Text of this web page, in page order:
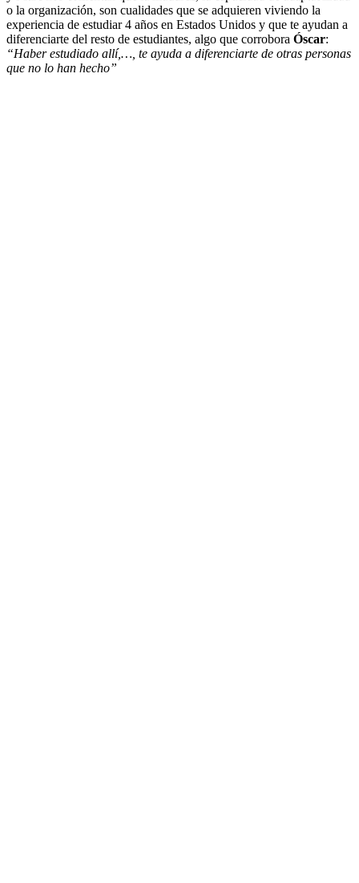
o la organización, son cualidades que se adquieren viviendo la
experiencia de estudiar 4 años en Estados Unidos y que te ayudan a
diferenciarte del resto de estudiantes, algo que corrobora Óscar:
“Haber estudiado allí,…, te ayuda a diferenciarte de otras personas
que no lo han hecho”